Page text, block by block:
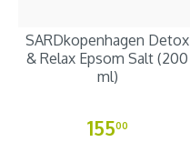
SARDkopenhagen Detox
& Relax Epsom Salt (200
ml)
15500